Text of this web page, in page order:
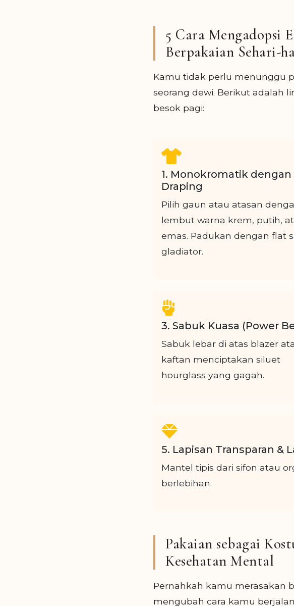
5 Cara Mengadopsi
Berpakaian Sehari-
Kamu tidak perlu menunggu
seorang dewi. Berikut adalah
besok pagi:
1. Monokromatik dengan
Draping
Pilih gaun atau atasan
lembut warna krem, putih,
emas. Padukan dengan flat
gladiator.
3. Sabuk Kuasa (Power
Sabuk lebar di atas blazer
kaftan menciptakan siluet
hourglass yang gagah.
5. Lapisan Transparan &
Mantel tipis dari sifon atau
berlebihan.
Pakaian sebagai
Kesehatan Mental
Pernahkah kamu merasakan
mengubah cara kamu